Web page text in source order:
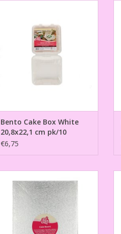
TOEVOEGEN AAN WINKELWAGEN
Bento Cake Box White
20,8x22,1 cm pk/10
€6,75
TOEVOEGEN AAN WINKELWAGEN